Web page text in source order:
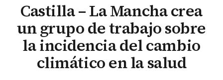
Castilla – La Mancha crea
un grupo de trabajo sobre
la incidencia del cambio
climático en la salud